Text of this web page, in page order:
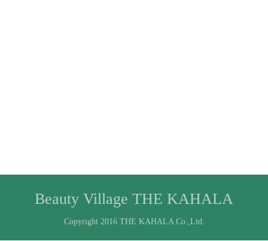
Beauty Village THE KAHALA
Copyright 2016 THE KAHALA Co.,Ltd.